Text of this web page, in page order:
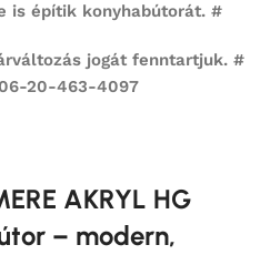
is építik konyhabútorát. #
jogát fenntartjuk. #
20-463-4097
AKRYL HG
– modern,